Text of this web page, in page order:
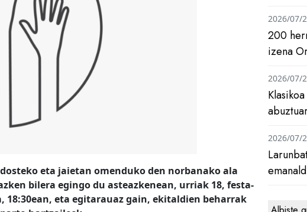
eta jaietan omenduko den norbanako ala
bilera egingo du asteazkenean, urriak 18, festa-
18:30ean, eta egitarauaz gain, ekitaldien beharrak
200
izena
2026/07/
2026/07/
2026/07/